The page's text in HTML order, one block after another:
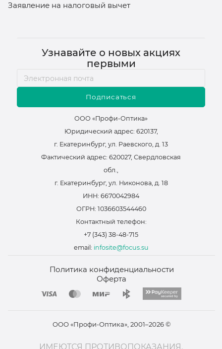
Заявление на налоговый вычет
Узнавайте о новых акциях
первыми
Подписаться
ООО «Профи-Оптика»
Юридический адрес: 620137,
г. Екатеринбург, ул. Раевского, д. 13
Фактический адрес: 620027, Свердловская
обл.,
г. Екатеринбург, ул. Никонова, д. 18
ИНН: 6670042984
ОГРН: 1036603544460
Контактный телефон:
+7 (343) 38-48-715
email: infosite@focus.su
ООО «Профи-Оптика», 2001–2026 ©
Политика конфиденциальности
Оферта
ИМЕЮТСЯ ПРОТИВОПОКАЗАНИЯ.